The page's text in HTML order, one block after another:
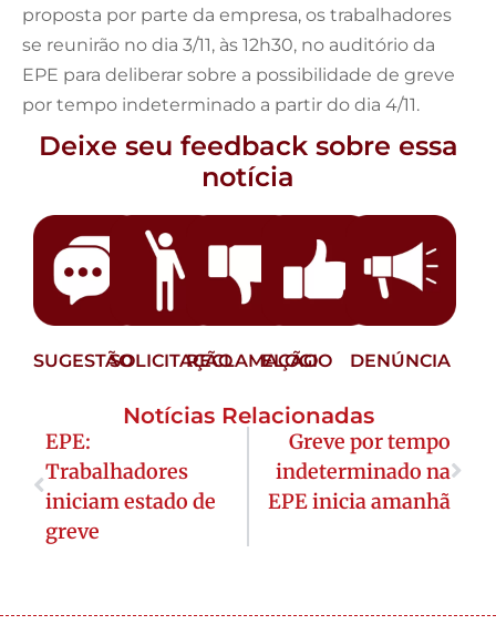
proposta por parte da empresa, os trabalhadores
se reunirão no dia 3/11, às 12h30, no auditório da
EPE para deliberar sobre a possibilidade de greve
por tempo indeterminado a partir do dia 4/11.
Deixe seu feedback sobre essa
notícia
SUGESTÃOSOLICITAÇÃORECLAMAÇÃO
ELOGIO DENÚNCIA
Notícias Relacionadas
EPE:
Trabalhadores
iniciam estado de
greve
Greve por tempo
indeterminado na
EPE inicia amanhã